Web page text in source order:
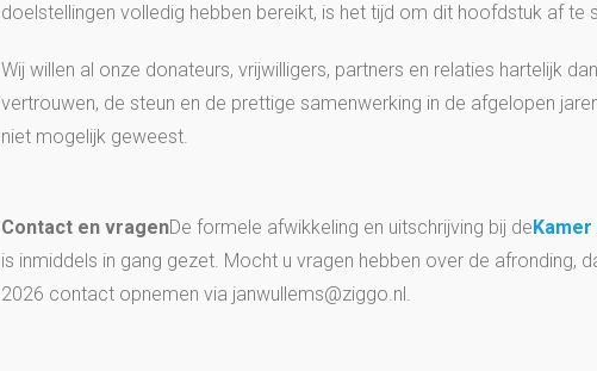
doelstellingen volledig hebben bereikt, is het tijd om dit hoofdstuk af te
Wij willen al onze donateurs, vrijwilligers, partners en relaties hartelijk
vertrouwen, de steun en de prettige samenwerking in de afgelopen
niet mogelijk geweest.
Contact en vragenDe formele afwikkeling en uitschrijving bij deKamer
is inmiddels in gang gezet. Mocht u vragen hebben over de afronding,
2026 contact opnemen via janwullems@ziggo.nl.